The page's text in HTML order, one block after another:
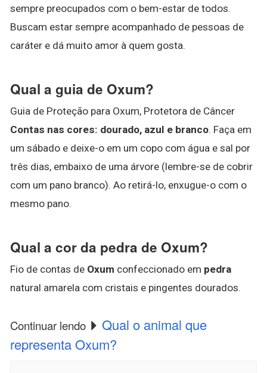
sempre preocupados com o bem-estar de todos.
Buscam estar sempre acompanhado de pessoas de
caráter e dá muito amor à quem gosta.
Qual a guia de Oxum?
Guia de Proteção para Oxum, Protetora de Câncer
Contas nas cores: dourado, azul e branco. Faça em
um sábado e deixe-o em um copo com água e sal por
três dias, embaixo de uma árvore (lembre-se de cobrir
com um pano branco). Ao retirá-lo, enxugue-o com o
mesmo pano.
Qual a cor da pedra de Oxum?
Fio de contas de Oxum confeccionado em pedra
natural amarela com cristais e pingentes dourados.
Continuar lendo
Qual o animal que
representa Oxum?